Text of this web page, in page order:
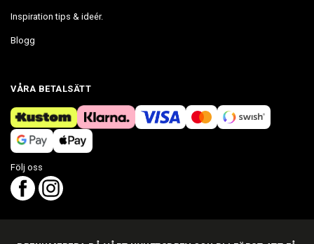
Inspiration tips & ideér.
Blogg
VÅRA BETALSÄTT
Följ oss